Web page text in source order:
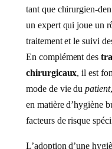
tant que chirurgien-
un expert qui joue un
traitement et le suivi
En complément des
chirurgicaux, il est
mode de vie dupatient
en matière d’hygiène
facteurs de risque
L’adoption d’une